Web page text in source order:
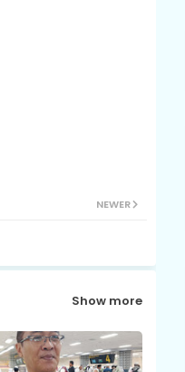
NEWER
Show more